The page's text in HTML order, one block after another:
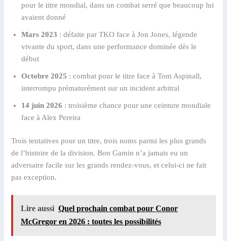
pour le titre mondial, dans un combat serré que beaucoup lui
avaient donné
Mars 2023 : défaite par TKO face à Jon Jones, légende
vivante du sport, dans une performance dominée dès le
début
Octobre 2025 : combat pour le titre face à Tom Aspinall,
interrompu prématurément sur un incident arbitral
14 juin 2026 : troisième chance pour une ceinture mondiale
face à Alex Pereira
Trois tentatives pour un titre, trois noms parmi les plus grands
de l’histoire de la division. Bon Gamin n’a jamais eu un
adversaire facile sur les grands rendez-vous, et celui-ci ne fait
pas exception.
Lire aussi Quel prochain combat pour Conor
McGregor en 2026 : toutes les possibilités